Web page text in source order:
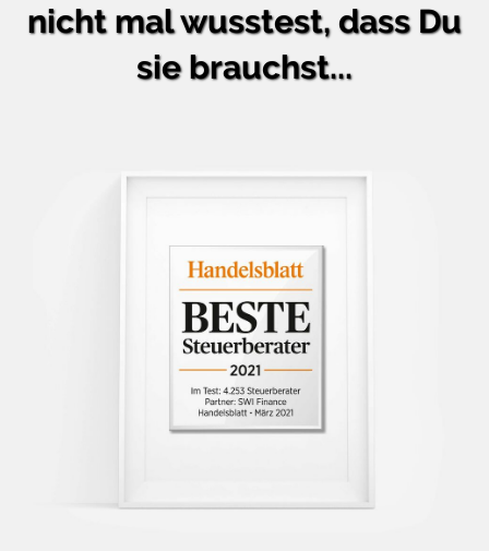
nicht mal wusstest, dass Du
sie brauchst...